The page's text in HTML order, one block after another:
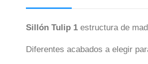
Sillón Tulip 1 estructura de
Diferentes acabados a elegir